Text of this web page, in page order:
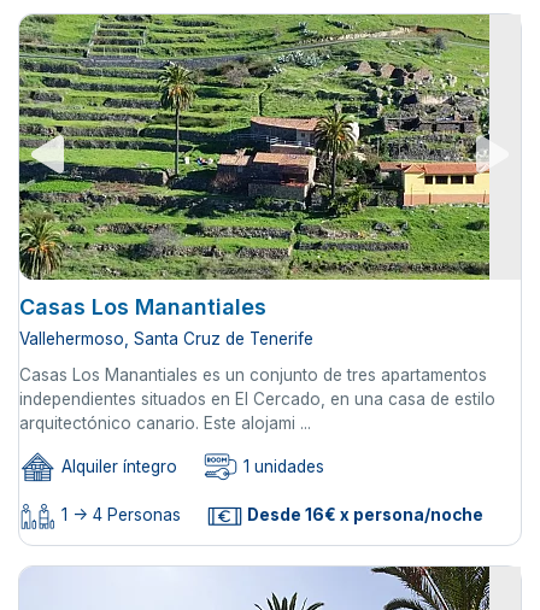
Casas Los Manantiales
Vallehermoso, Santa Cruz de Tenerife
Casas Los Manantiales es un conjunto de tres apartamentos
independientes situados en El Cercado, en una casa de estilo
arquitectónico canario. Este alojami ...
Alquiler íntegro 1 unidades
1 -> 4 Personas Desde 16€ x persona/noche